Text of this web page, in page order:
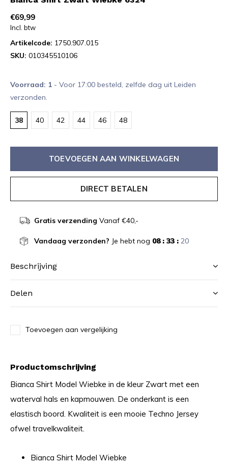
€69,99
Incl. btw
Artikelcode: 1750.907.015
SKU: 010345510106
Voorraad: 1 - Voor 17:00 besteld, zelfde dag uit Leiden
verzonden.
38 40 42 44 46 48
TOEVOEGEN AAN WINKELWAGEN
DIRECT BETALEN
Gratis verzending Vanaf €40,-
Vandaag verzonden? Je hebt nog 08 : 33 : 20
Beschrijving
Delen
Toevoegen aan vergelijking
Productomschrijving
Bianca Shirt Model Wiebke in de kleur Zwart met een
waterval hals en kapmouwen. De onderkant is een
elastisch boord. Kwaliteit is een mooie Techno Jersey
ofwel travelkwaliteit.
Bianca Shirt Model Wiebke